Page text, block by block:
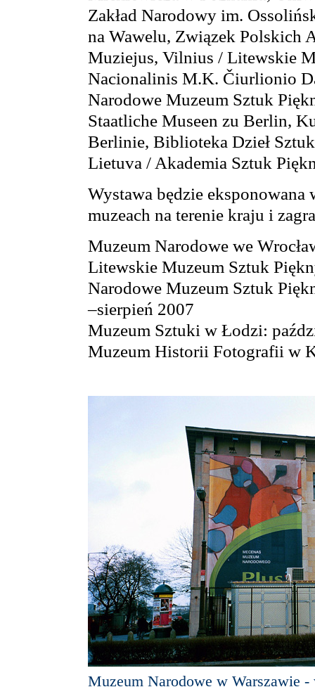
Zakład Narodowy im.
na Wawelu, Związek Polskich
Muziejus, Vilnius / Litewskie
Nacionalinis M.K. Čiurlionio
Narodowe Muzeum Sztuk
Staatliche Museen zu Berlin,
Berlinie, Biblioteka Dzieł
Lietuva / Akademia Sztuk
Wystawa będzie
muzeach na terenie kraju i
Muzeum Narodowe we
Litewskie Muzeum Sztuk
Narodowe Muzeum Sztuk
–sierpień 2007
Muzeum Sztuki w Łodzi:
Muzeum Historii Fotografii w
Muzeum Narodowe w Warszawie -